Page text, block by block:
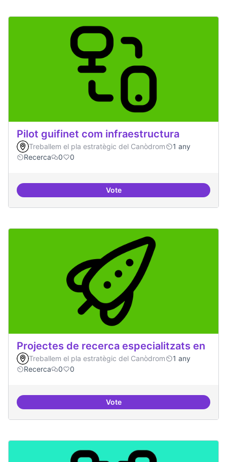
Pilot guifinet com infraestructura
Treballem el pla estratègic del Canòdrom
1 any
Recerca
0 0
VotePilot guifinet com
Projectes de recerca especialitzats en
Treballem el pla estratègic del Canòdrom
1 any
Recerca
0 0
VoteProjectes de recerca